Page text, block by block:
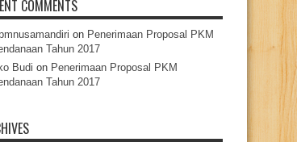
COMMENTS
on Penerimaan Proposal PKM
Tahun 2017
Budi on Penerimaan Proposal PKM
Tahun 2017